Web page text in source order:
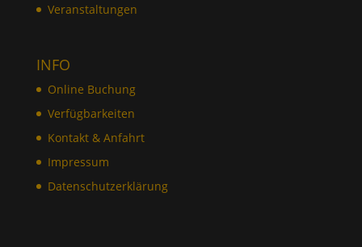
Veranstaltungen
INFO
Online Buchung
Verfügbarkeiten
Kontakt & Anfahrt
Impressum
Datenschutzerklärung